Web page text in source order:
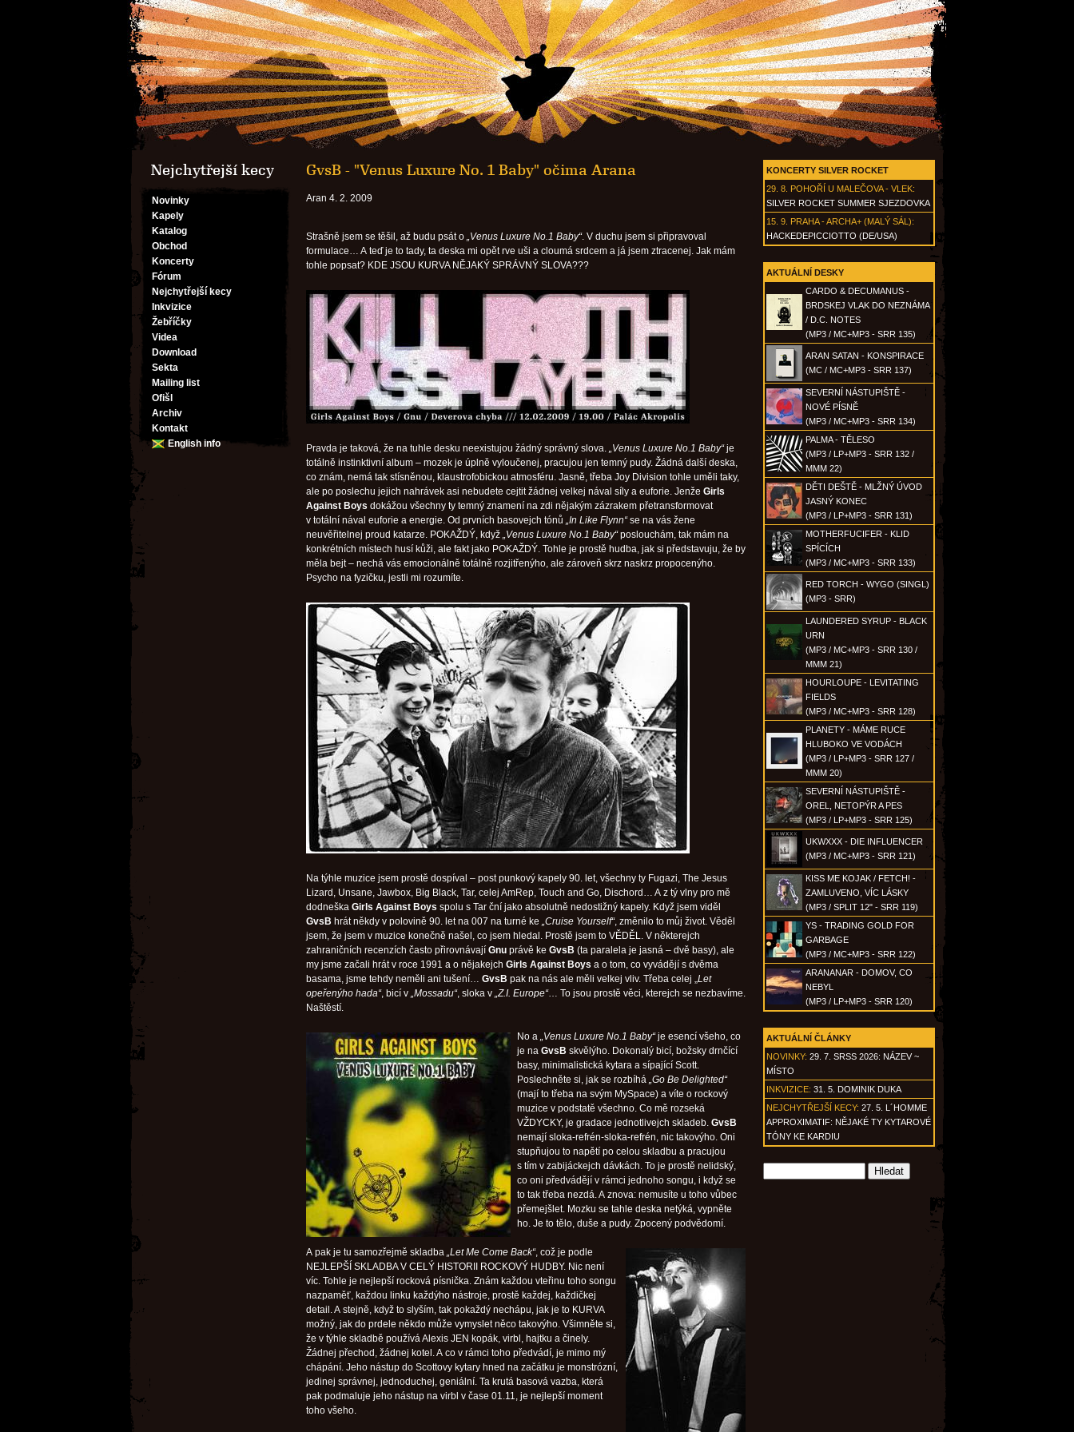
Nejchytřejší kecy
Novinky
Kapely
Katalog
Obchod
Koncerty
Fórum
Nejchytřejší kecy
Inkvizice
Žebříčky
Videa
Download
Sekta
Mailing list
Ofišl
Archiv
Kontakt
English info
KONCERTY SILVER ROCKET
29. 8. POHOŘÍ U MALEČOVA - VLEK:
SILVER ROCKET SUMMER SJEZDOVKA
15. 9. PRAHA - ARCHA+ (MALÝ SÁL):
HACKEDEPICCIOTTO (DE/USA)
AKTUÁLNÍ DESKY
CARDO & DECUMANUS -
BRDSKEJ VLAK DO NEZNÁMA
/ D.C. NOTES
(MP3 / MC+MP3 - SRR 135)
ARAN SATAN - KONSPIRACE
(MC / MC+MP3 - SRR 137)
SEVERNÍ NÁSTUPIŠTĚ -
NOVÉ PÍSNĚ
(MP3 / MC+MP3 - SRR 134)
PALMA - TĚLESO
(MP3 / LP+MP3 - SRR 132 /
MMM 22)
DĚTI DEŠTĚ - MLŽNÝ ÚVOD
JASNÝ KONEC
(MP3 / LP+MP3 - SRR 131)
MOTHERFUCIFER - KLID
SPÍCÍCH
(MP3 / MC+MP3 - SRR 133)
RED TORCH - WYGO (SINGL)
(MP3 - SRR)
LAUNDERED SYRUP - BLACK
URN
(MP3 / MC+MP3 - SRR 130 /
MMM 21)
HOURLOUPE - LEVITATING
FIELDS
(MP3 / MC+MP3 - SRR 128)
PLANETY - MÁME RUCE
HLUBOKO VE VODÁCH
(MP3 / LP+MP3 - SRR 127 /
MMM 20)
SEVERNÍ NÁSTUPIŠTĚ -
OREL, NETOPÝR A PES
(MP3 / LP+MP3 - SRR 125)
UKWXXX - DIE INFLUENCER
(MP3 / MC+MP3 - SRR 121)
KISS ME KOJAK / FETCH! -
ZAMLUVENO, VÍC LÁSKY
(MP3 / SPLIT 12" - SRR 119)
YS - TRADING GOLD FOR
GARBAGE
(MP3 / MC+MP3 - SRR 122)
ARANANAR - DOMOV, CO
NEBYL
(MP3 / LP+MP3 - SRR 120)
AKTUÁLNÍ ČLÁNKY
NOVINKY: 29. 7. SRSS 2026: NÁZEV ~
MÍSTO
INKVIZICE: 31. 5. DOMINIK DUKA
NEJCHYTŘEJŠÍ KECY: 27. 5. L´HOMME
APPROXIMATIF: NĚJAKÉ TY KYTAROVÉ
TÓNY KE KARDIU
GvsB - "Venus Luxure No. 1 Baby" očima Arana
Aran 4. 2. 2009
Strašně jsem se těšil, až budu psát o „Venus Luxure No.1 Baby“. V duchu jsem si připravoval
formulace… A teď je to tady, ta deska mi opět rve uši a cloumá srdcem a já jsem ztracenej. Jak mám
tohle popsat? KDE JSOU KURVA NĚJAKÝ SPRÁVNÝ SLOVA???
Pravda je taková, že na tuhle desku neexistujou žádný správný slova. „Venus Luxure No.1 Baby“je
totálně instinktivní album – mozek je úplně vyloučenej, pracujou jen temný pudy. Žádná další deska,
co znám, nemá tak stísněnou, klaustrofobickou atmosféru. Jasně, třeba Joy Division tohle uměli taky,
ale po poslechu jejich nahrávek asi nebudete cejtit žádnej velkej nával síly a euforie. Jenže Girls
Against Boys dokážou všechny ty temný znamení na zdi nějakým zázrakem přetransformovat
v totální nával euforie a energie. Od prvních basovejch tónů „In Like Flynn“se na vás žene
neuvěřitelnej proud katarze. POKAŽDÝ, když „Venus Luxure No.1 Baby“poslouchám, tak mám na
konkrétních místech husí kůži, ale fakt jako POKAŽDÝ. Tohle je prostě hudba, jak si představuju, že by
měla bejt – nechá vás emocionálně totálně rozjitřenýho, ale zároveň skrz naskrz propocenýho.
Psycho na fyzičku, jestli mi rozumíte.
Na týhle muzice jsem prostě dospíval – post punkový kapely 90. let, všechny ty Fugazi, The Jesus
Lizard, Unsane, Jawbox, Big Black, Tar, celej AmRep, Touch and Go, Dischord… A z tý vlny pro mě
dodneška Girls Against Boys spolu s Tar ční jako absolutně nedostižný kapely. Když jsem viděl
GvsB hrát někdy v polovině 90. let na 007 na turné ke „Cruise Yourself“, změnilo to můj život. Věděl
jsem, že jsem v muzice konečně našel, co jsem hledal. Prostě jsem to VĚDĚL. V některejch
zahraničních recenzích často přirovnávají Gnu právě ke GvsB (ta paralela je jasná – dvě basy), ale
my jsme začali hrát v roce 1991 a o nějakejch Girls Against Boys a o tom, co vyvádějí s dvěma
basama, jsme tehdy neměli ani tušení… GvsB pak na nás ale měli velkej vliv. Třeba celej „Let
opeřenýho hada“, bicí v „Mossadu“, sloka v „Z.I. Europe“… To jsou prostě věci, kterejch se nezbavíme.
Naštěstí.
No a „Venus Luxure No.1 Baby“je esencí všeho, co
je na GvsB skvělýho. Dokonalý bicí, božsky drnčící
basy, minimalistická kytara a sípající Scott.
Poslechněte si, jak se rozbíhá „Go Be Delighted“
(mají to třeba na svým MySpace) a víte o rockový
muzice v podstatě všechno. Co mě rozseká
VŽDYCKY, je gradace jednotlivejch skladeb. GvsB
nemají sloka-refrén-sloka-refrén, nic takovýho. Oni
stupňujou to napětí po celou skladbu a pracujou
s tím v zabijáckejch dávkách. To je prostě nelidský,
co oni předvádějí v rámci jednoho songu, i když se
to tak třeba nezdá. A znova: nemusíte u toho vůbec
přemejšlet. Mozku se tahle deska netýká, vypněte
ho. Je to tělo, duše a pudy. Zpocený podvědomí.
A pak je tu samozřejmě skladba „Let Me Come Back“, což je podle
NEJLEPŠÍ SKLADBA V CELÝ HISTORII ROCKOVÝ HUDBY. Nic není
víc. Tohle je nejlepší rocková písnička. Znám každou vteřinu toho songu
nazpaměť, každou linku každýho nástroje, prostě každej, každičkej
detail. A stejně, když to slyším, tak pokaždý nechápu, jak je to KURVA
možný, jak do prdele někdo může vymyslet něco takovýho. Všimněte si,
že v týhle skladbě používá Alexis JEN kopák, virbl, hajtku a činely.
Žádnej přechod, žádnej kotel. A co v rámci toho předvádí, je mimo mý
chápání. Jeho nástup do Scottovy kytary hned na začátku je monstrózní,
jedinej správnej, jednoduchej, geniální. Ta krutá basová vazba, která
pak podmaluje jeho nástup na virbl v čase 01.11, je nejlepší moment
toho všeho.